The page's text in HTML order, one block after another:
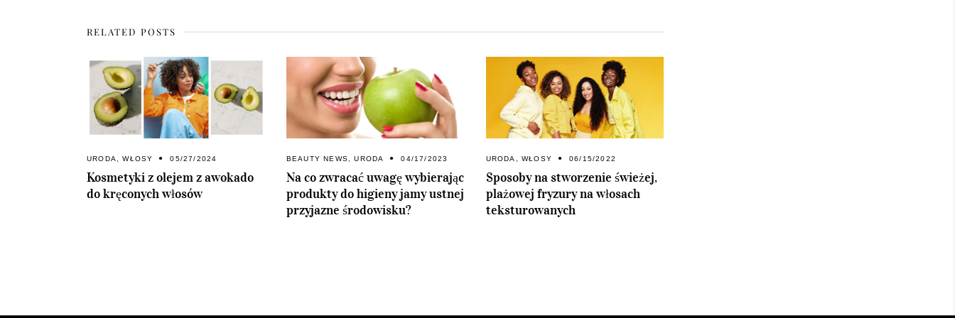
RELATED POSTS
URODA ,WŁOSY 05/27/2024
Kosmetyki z olejem z awokado
do kręconych włosów
BEAUTY NEWS ,URODA 04/17/2023
Na co zwracać uwagę wybierając
produkty do higieny jamy ustnej
przyjazne środowisku?
URODA ,WŁOSY 06/15/2022
Sposoby na stworzenie świeżej,
plażowej fryzury na włosach
teksturowanych